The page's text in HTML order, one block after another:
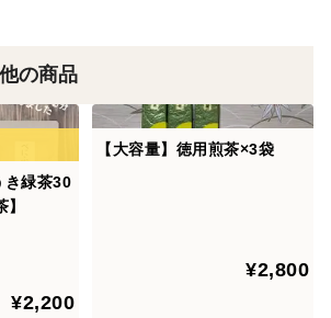
味が特徴のお茶です。
水だし茶部門で入賞したお茶の
しいですが、水だしオススメです。
種
の商品
き緑茶30
¥2,200
【大容量】徳用煎茶×3袋
¥2,800